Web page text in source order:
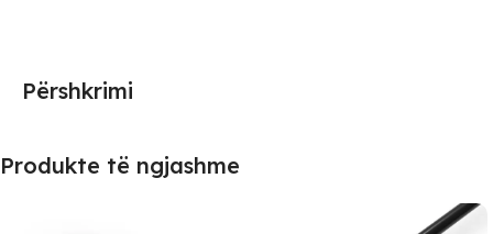
Përshkrimi
Produkte të ngjashme